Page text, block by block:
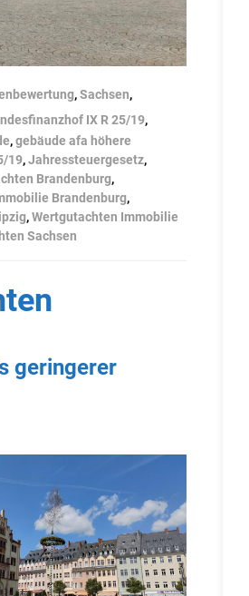
,Sachsen,
IX R 25/19,
,gebäude afa höhere
19,Jahressteuergesetz,
Brandenburg,
Brandenburg,
,Wertgutachten Immobilie
Sachsen
geringerer